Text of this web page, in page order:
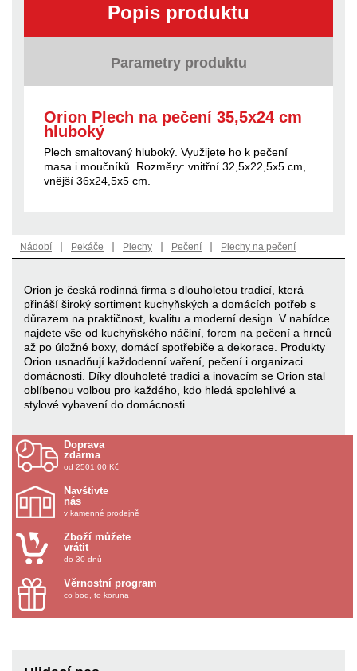
Popis produktu
Parametry produktu
Orion Plech na pečení 35,5x24 cm
hluboký
Plech smaltovaný hluboký. Využijete ho k pečení
masa i moučníků. Rozměry: vnitřní 32,5x22,5x5 cm,
vnější 36x24,5x5 cm.
Nádobí | Pekáče | Plechy | Pečení | Plechy na pečení
Orion je česká rodinná firma s dlouholetou tradicí, která
přináší široký sortiment kuchyňských a domácích potřeb s
důrazem na praktičnost, kvalitu a moderní design. V nabídce
najdete vše od kuchyňského náčiní, forem na pečení a hrnců
až po úložné boxy, domácí spotřebiče a dekorace. Produkty
Orion usnadňují každodenní vaření, pečení i organizaci
domácnosti. Díky dlouholeté tradici a inovacím se Orion stal
oblíbenou volbou pro každého, kdo hledá spolehlivé a
stylové vybavení do domácnosti.
Doprava
zdarma
od 2501.00 Kč
Navštivte
nás
v kamenné prodejně
Zboží můžete
vrátit
do 30 dnů
Věrnostní program
co bod, to koruna